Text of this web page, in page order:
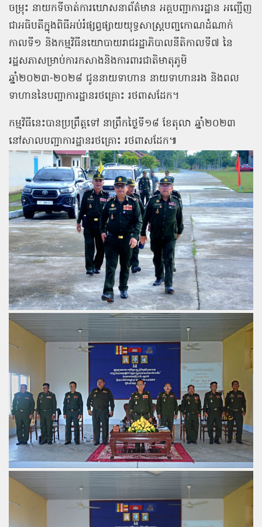
ចម្រុះ នាយកទីចាត់ការឃោសនាព័ត៌មាន អគ្គបញ្ជាការដ្ឋាន អញ្ជើញ
ជាអធិបតីក្នុងពិធីអប់រំផ្សព្វផ្សាយយុទ្ធសាស្ត្របញ្ចកោណដំណាក់
កាលទី១ និងកម្មវិធីនយោបាយរាជរដ្ឋាភិបាលនីតិកាលទី៧ នៃ
រដ្ឋសភាសម្រាប់ការកសាងនិងការពារជាតិមាតុភូមិ
ឆ្នាំ២០២៣-២០២៨ ជូននាយទាហាន នាយទាហានរង និងពល
ទាហាននៃបញ្ជាការដ្ឋានរថគ្រោះ រថពាសដែក។
កម្មវិធីនេះបានប្រព្រឹត្តទៅ នាព្រឹកថ្ងៃទី១៨ ខែតុលា ឆ្នាំ២០២៣
នៅសាលបញ្ជាការដ្ឋានរថគ្រោះ រថពាសដែក៕